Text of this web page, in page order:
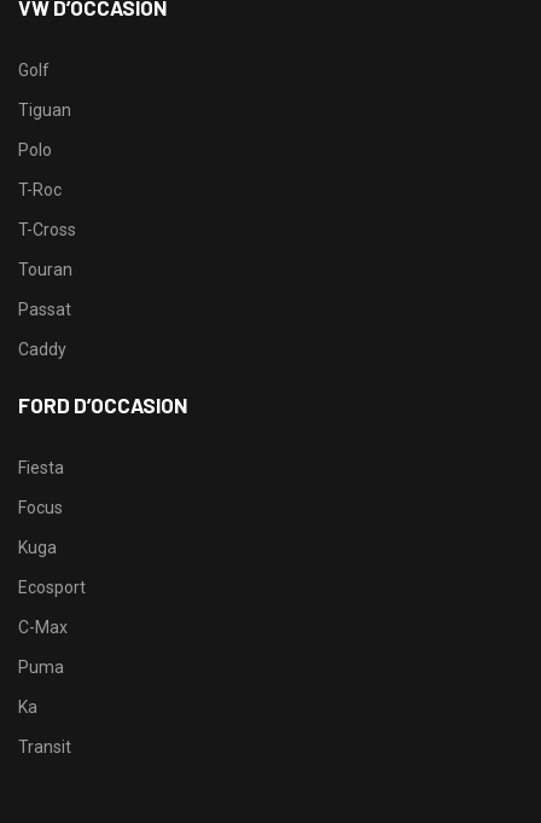
VW D’OCCASION
Golf
Tiguan
Polo
T-Roc
T-Cross
Touran
Passat
Caddy
FORD D’OCCASION
Fiesta
Focus
Kuga
Ecosport
C-Max
Puma
Ka
Transit